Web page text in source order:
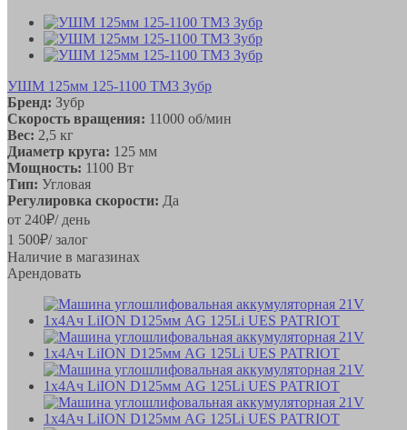
УШМ 125мм 125-1100 ТМ3 Зубр
Бренд: Зубр
Скорость вращения: 11000 об/мин
Вес: 2,5 кг
Диаметр круга: 125 мм
Мощность: 1100 Вт
Тип: Угловая
Регулировка скорости: Да
от 240₽/ день
1 500₽/ залог
Наличие в магазинах
Арендовать